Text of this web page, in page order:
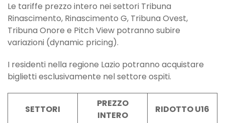
Le tariffe prezzo intero nei settori Tribuna
Rinascimento, Rinascimento G, Tribuna Ovest,
Tribuna Onore e Pitch View potranno subire
variazioni (dynamic pricing).
I residenti nella regione Lazio potranno acquistare
biglietti esclusivamente nel settore ospiti.
SETTORI
PREZZO
INTERO
RIDOTTO U16